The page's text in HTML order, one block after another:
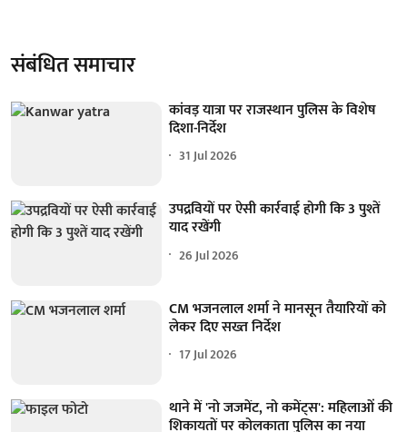
संबंधित समाचार
कांवड़ यात्रा पर राजस्थान पुलिस के विशेष
दिशा-निर्देश
31 Jul 2026
उपद्रवियों पर ऐसी कार्रवाई होगी कि 3 पुश्तें
याद रखेंगी
26 Jul 2026
CM भजनलाल शर्मा ने मानसून तैयारियों को
लेकर दिए सख्त निर्देश
17 Jul 2026
थाने में 'नो जजमेंट, नो कमेंट्स': महिलाओं की
शिकायतों पर कोलकाता पुलिस का नया